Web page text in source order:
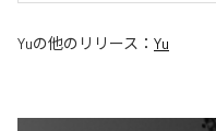
Yuの他のリリース： Yu